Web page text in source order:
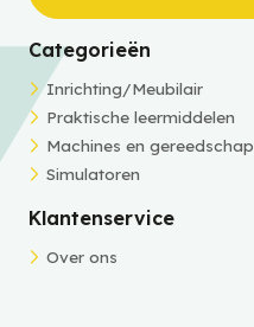
Categorieën
Inrichting/Meubilair
Praktische leermiddelen
Machines en gereedschap
Simulatoren
Klantenservice
Over ons